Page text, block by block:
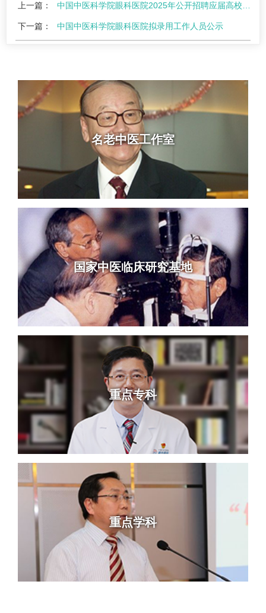
上一篇： 中国中医科学院眼科医院2025年公开招聘应届高校毕业生公告（第二批）
下一篇： 中国中医科学院眼科医院拟录用工作人员公示
名老中医工作室
国家中医临床研究基地
重点专科
重点学科